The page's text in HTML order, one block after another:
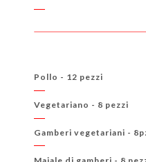
Pollo - 12 pezzi
Vegetariano - 8 pezzi
Gamberi vegetariani -